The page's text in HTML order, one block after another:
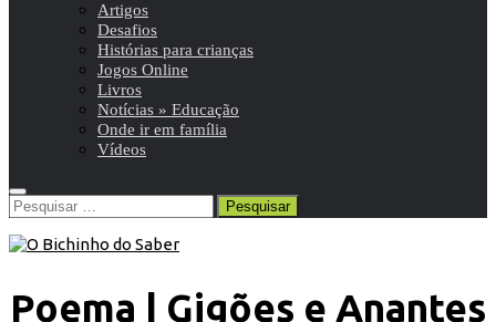
Artigos
Desafios
Histórias para crianças
Jogos Online
Livros
Notícias » Educação
Onde ir em família
Vídeos
Pesquisar
por:
Poema | Gigões e Anantes